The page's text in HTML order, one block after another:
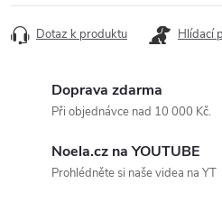
cena:
Dotaz k produktu Hlídací
Doprava zdarma
Při objednávce nad 10 000 Kč.
Noela.cz na YOUTUBE
Prohlédněte si naše videa na YT